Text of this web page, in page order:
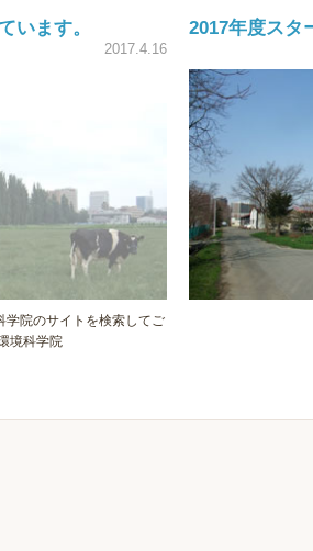
います。
2017.4.16
学院のサイトを検索してご
境科学院
2017年度スタ